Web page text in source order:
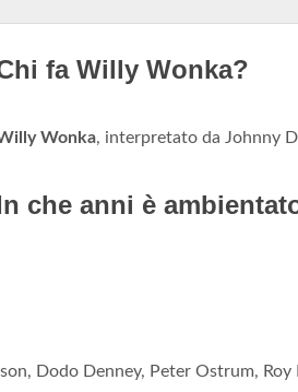
fa Willy Wonka?
Wonka, interpretato da Johnny
che anni è
Dodo Denney, Peter Ostrum, Roy